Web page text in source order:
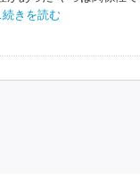
きを読む